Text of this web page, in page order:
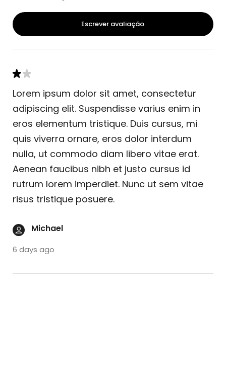
Escrever avaliação
Lorem ipsum dolor sit amet, consectetur
adipiscing elit. Suspendisse varius enim in
eros elementum tristique. Duis cursus, mi
quis viverra ornare, eros dolor interdum
nulla, ut commodo diam libero vitae erat.
Aenean faucibus nibh et justo cursus id
rutrum lorem imperdiet. Nunc ut sem vitae
risus tristique posuere.
Michael
6 days ago